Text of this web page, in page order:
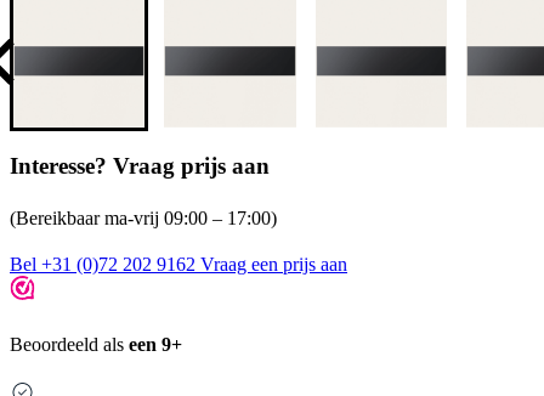
Interesse? Vraag prijs aan
(Bereikbaar ma-vrij 09:00 – 17:00)
Bel +31 (0)72 202 9162 Vraag een prijs aan
Beoordeeld als een 9+